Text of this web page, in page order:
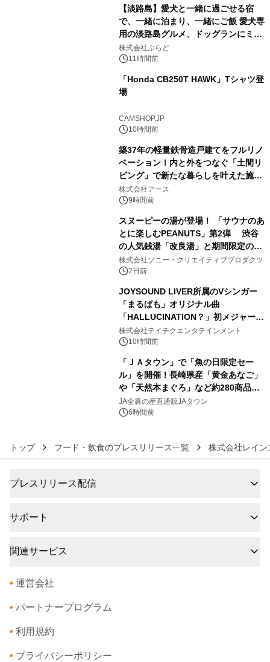
【淡路島】愛犬と一緒に過ごせる宿
で、一緒に泊まり、一緒にご飯 愛犬専
用の淡路島グルメ、ドッグランにミニ
プール グランピングとトレーラーハウ
スの2施設で
株式会社ぷらど
11時間前
「Honda CB250T HAWK」Tシャツ登
場
CAMSHOP.JP
10時間前
築37年の軽量鉄骨造戸建てをフルリノ
ベーション！内と外をつなぐ「土間リ
ビング」で新たな暮らしを叶えた施工
事例を株式会社アースが公開
株式会社アース
9時間前
スヌーピーの湯が登場！ 「サウナのあ
とに楽しむPEANUTS」第2弾 渋谷
の人気銭湯「改良湯」と期間限定のコ
ラボレーション サウナイキタイコラ
ボグッズも発売決定！
株式会社ソニー・クリエイティブプロダクツ
2日前
JOYSOUND LIVER所属のVシンガー
「まるぱも」オリジナル曲
「HALLUCINATION？」初メジャー配
信リリース決定！
株式会社テイチクエンタテインメント
10時間前
「ＪＡタウン」で「魚の日限定セー
ル」を開催！長崎県産「黄金あなご」
や「天然本まぐろ」など約280商品を
販売！～毎月１０日の定例企画～
JA全農の産直通販JAタウン
6時間前
トップ フード・飲食のプレスリリース一覧 株式会社レイ
プレスリリース配信
サポート
関連サービス
• 運営会社
• パートナープログラム
• 利用規約
• プライバシーポリシー